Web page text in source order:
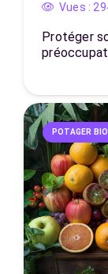
Vues :
Protéger
POTAGER BIO